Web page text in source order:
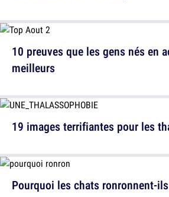
19 images terrifiantes pour les
10 preuves que les gens nés en
meilleurs
Pourquoi les chats ronronnent-